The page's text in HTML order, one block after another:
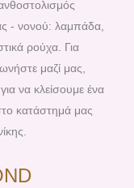
- νονού: λαμπάδα,
ρούχα. Για
μαζί μας,
να κλείσουμε ένα
κατάστημά μας